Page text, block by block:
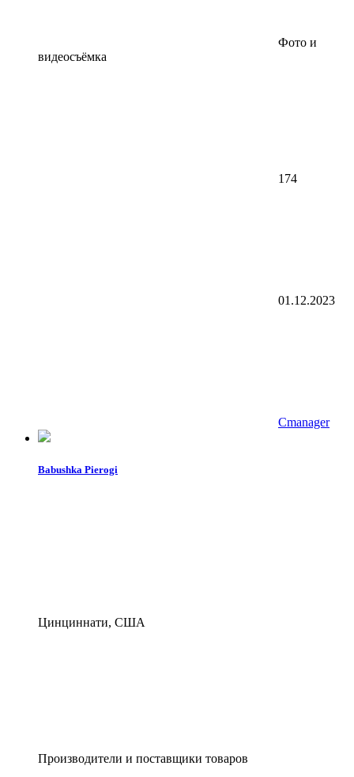
Фото и
видеосъёмка
174
01.12.2023
Cmanager
Babushka Pierogi
Цинциннати, США
Производители и поставщики товаров